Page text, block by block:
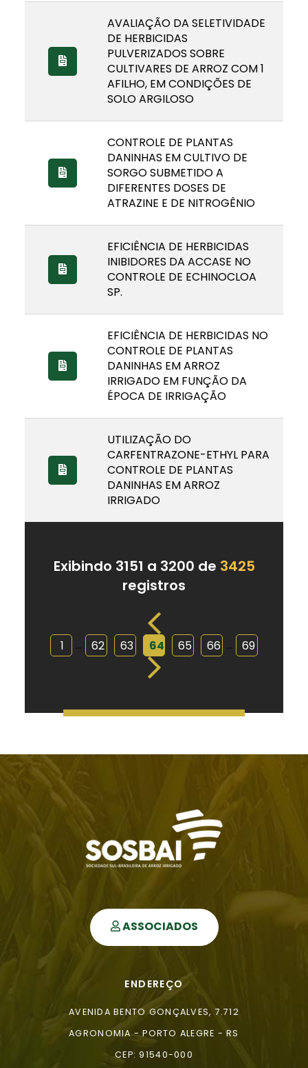
AVALIAÇÃO DA SELETIVIDADE
DE HERBICIDAS
PULVERIZADOS SOBRE
CULTIVARES DE ARROZ COM 1
AFILHO, EM CONDIÇÕES DE
SOLO ARGILOSO
CONTROLE DE PLANTAS
DANINHAS EM CULTIVO DE
SORGO SUBMETIDO A
DIFERENTES DOSES DE
ATRAZINE E DE NITROGÊNIO
EFICIÊNCIA DE HERBICIDAS
INIBIDORES DA ACCASE NO
CONTROLE DE ECHINOCLOA
SP.
EFICIÊNCIA DE HERBICIDAS NO
CONTROLE DE PLANTAS
DANINHAS EM ARROZ
IRRIGADO EM FUNÇÃO DA
ÉPOCA DE IRRIGAÇÃO
UTILIZAÇÃO DO
CARFENTRAZONE-ETHYL PARA
CONTROLE DE PLANTAS
DANINHAS EM ARROZ
IRRIGADO
Exibindo 3151 a 3200 de 3425
registros
1 ... 62 63 64 65 66 ... 69
ASSOCIADOS
ENDEREÇO
AVENIDA BENTO GONÇALVES, 7.712
AGRONOMIA - PORTO ALEGRE - RS
CEP: 91540-000